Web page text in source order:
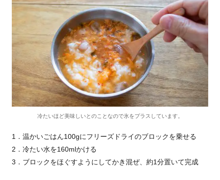
冷たいほど美味しいとのことなので氷をプラスしています。
1．温かいごはん100gにフリーズドライのブロックを乗せる
2．冷たい水を160mlかける
3．ブロックをほぐすようにしてかき混ぜ、約1分置いて完成